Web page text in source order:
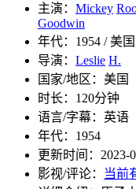
主演： Mickey
Goodwin
年代： 1954 / 美
导演： Leslie H.
国家/地区： 美国
时长： 120分钟
语言/字幕： 英语
年代： 1954
更新时间： 2023-
影视/评论：
当前